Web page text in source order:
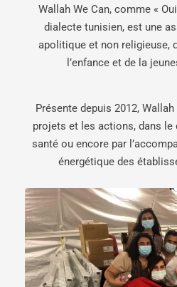
Wallah We Can, comme «
dialecte tunisien, est une
apolitique et non religieuse,
l’enfance et de la
Présente depuis 2012,
projets et les actions, dans le
santé ou encore par
énergétique des